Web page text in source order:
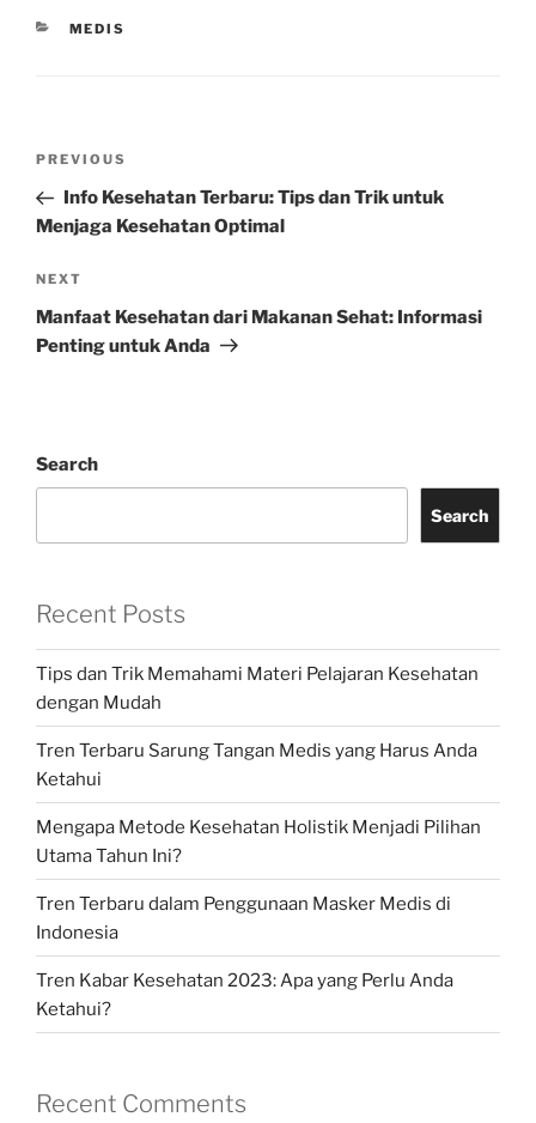
CATEGORIES
MEDIS
Previous
Post
PREVIOUS
Info Kesehatan Terbaru: Tips dan Trik untuk
Menjaga Kesehatan Optimal
Next
Post
NEXT
Manfaat Kesehatan dari Makanan Sehat: Informasi
Penting untuk Anda
Search
Search
Recent Posts
Tips dan Trik Memahami Materi Pelajaran Kesehatan
dengan Mudah
Tren Terbaru Sarung Tangan Medis yang Harus Anda
Ketahui
Mengapa Metode Kesehatan Holistik Menjadi Pilihan
Utama Tahun Ini?
Tren Terbaru dalam Penggunaan Masker Medis di
Indonesia
Tren Kabar Kesehatan 2023: Apa yang Perlu Anda
Ketahui?
Recent Comments